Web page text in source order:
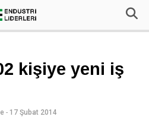
kişiye yeni iş
- 17 Şubat 2014